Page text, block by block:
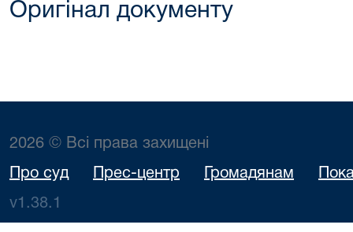
Оригінал документу
2026 © Всі права захищені
Про суд Прес-центр Громадянам
v1.38.1